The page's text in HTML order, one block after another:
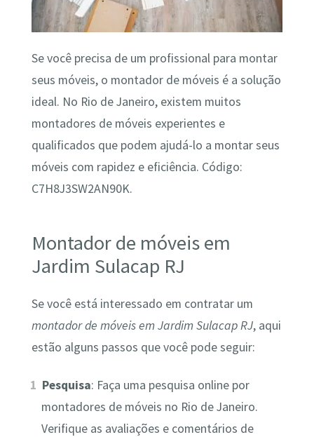
Se você precisa de um profissional para montar
seus móveis, o montador de móveis é a solução
ideal. No Rio de Janeiro, existem muitos
montadores de móveis experientes e
qualificados que podem ajudá-lo a montar seus
móveis com rapidez e eficiência. Código:
C7H8J3SW2AN90K.
Montador de móveis em
Jardim Sulacap RJ
Se você está interessado em contratar um
montador de móveis em Jardim Sulacap RJ, aqui
estão alguns passos que você pode seguir:
Pesquisa: Faça uma pesquisa online por
montadores de móveis no Rio de Janeiro.
Verifique as avaliações e comentários de